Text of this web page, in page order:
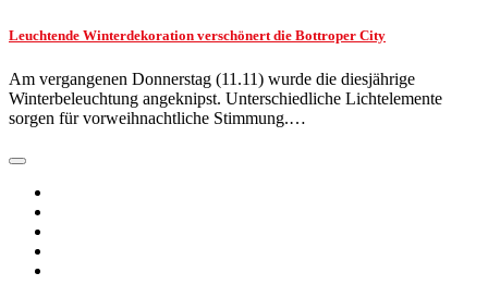
Leuchtende Winterdekoration verschönert die Bottroper City
Am vergangenen Donnerstag (11.11) wurde die diesjährige
Winterbeleuchtung angeknipst. Unterschiedliche Lichtelemente
sorgen für vorweihnachtliche Stimmung.…